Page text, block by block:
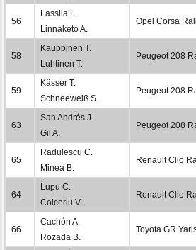
56
Lassila L.
Linnaketo A.
Opel Corsa
58
Kauppinen T.
Luhtinen T.
Peugeot 208
59
Kässer T.
Schneeweiß S.
Peugeot 208
63
San Andrés J.
Gil A.
Peugeot 208
65
Radulescu C.
Minea B.
Renault Clio
64
Lupu C.
Colceriu V.
Renault Clio
66
Cachón A.
Rozada B.
Toyota GR